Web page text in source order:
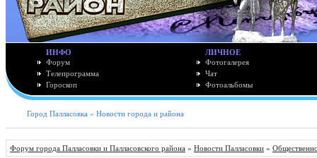
ИНФО
Форум
Телепрограмма
Гороскоп
ЛИЧНОЕ
Фотогалерея
Чат
Фотоальбомы
Город Палласовка » Новости города и района
Форум города Палласовки и Палласовского района » Новости Палласовки »